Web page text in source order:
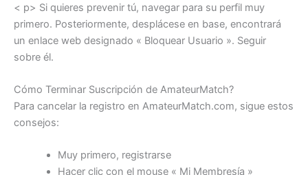
< p> Si quieres prevenir tú, navegar para su perfil muy
primero. Posteriormente, desplácese en base, encontrará
un enlace web designado « Bloquear Usuario ». Seguir
sobre él.
Cómo Terminar Suscripción de AmateurMatch?
Para cancelar la registro en AmateurMatch.com, sigue estos
consejos:
Muy primero, registrarse
Hacer clic con el mouse « Mi Membresía »